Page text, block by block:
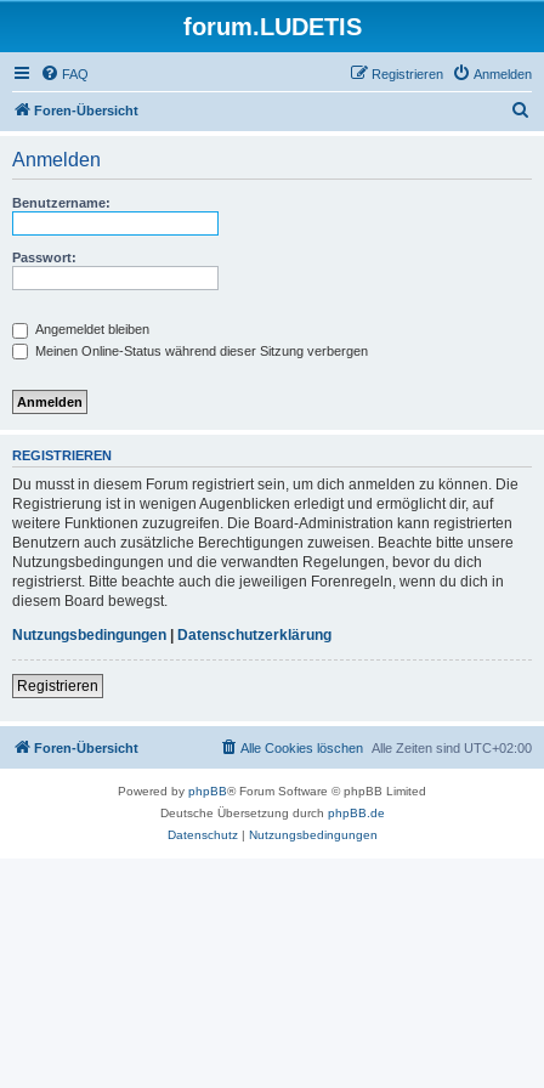
forum.LUDETIS
FAQ Anmelden
Registrieren
Foren-Übersicht
Anmelden
Benutzername:
Passwort:
Angemeldet bleiben
Meinen Online-Status während dieser Sitzung verbergen
REGISTRIEREN
Du musst in diesem Forum registriert sein, um dich anmelden zu können. Die
Registrierung ist in wenigen Augenblicken erledigt und ermöglicht dir, auf
weitere Funktionen zuzugreifen. Die Board-Administration kann registrierten
Benutzern auch zusätzliche Berechtigungen zuweisen. Beachte bitte unsere
Nutzungsbedingungen und die verwandten Regelungen, bevor du dich
registrierst. Bitte beachte auch die jeweiligen Forenregeln, wenn du dich in
diesem Board bewegst.
Nutzungsbedingungen | Datenschutzerklärung
Registrieren
Foren-Übersicht Alle Zeiten sind UTC+02:00
Alle Cookies löschen
Powered by phpBB® Forum Software © phpBB Limited
Deutsche Übersetzung durch phpBB.de
Datenschutz| Nutzungsbedingungen